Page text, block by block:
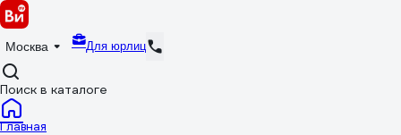
Москва Для юрлиц
Поиск в каталоге
Главная